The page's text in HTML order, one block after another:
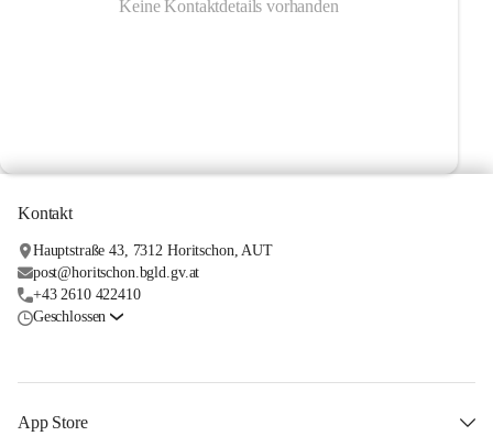
Keine Kontaktdetails vorhanden
Kontakt
Hauptstraße 43, 7312 Horitschon, AUT
post@horitschon.bgld.gv.at
+43 2610 422410
Geschlossen
App Store